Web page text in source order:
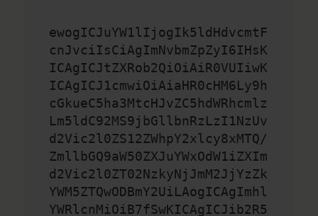
ewogICJuYW1lIjogIk5ldHdvcmtF
cnJvciIsCiAgImNvbmZpZyI6IHsK
ICAgICJtZXRob2QiOiAiR0VUIiwK
ICAgICJ1cmwiOiAiaHR0cHM6Ly9h
cGkueC5ha3MtcHJvZC5hdWRhcmlz
Lm5ldC92MS9jbGllbnRzLzI1NzUv
d2Vic2l0ZS12ZWhpY2xlcy8xMTQ/
ZmllbGQ9aW50ZXJuYWxOdW1iZXIm
d2Vic2l0ZT02NzkyNjJmM2JjYzZk
YWM5ZTQwODBmY2UiLAogICAgImhl
YWRlcnMiOiB7fSwKICAgICJib2R5